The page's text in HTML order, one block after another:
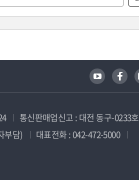
통신판매업신고 : 대전 동구-0233호
부담)
대표전화 : 042-472-5000